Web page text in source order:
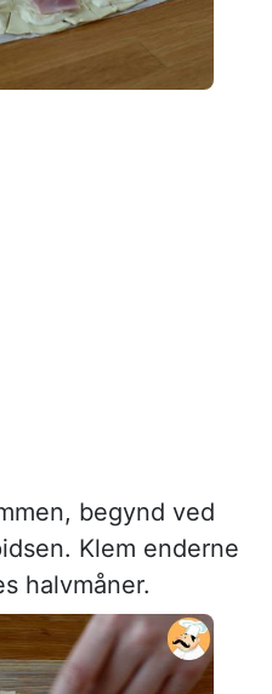
begynd ved
Klem enderne
halvmåner.